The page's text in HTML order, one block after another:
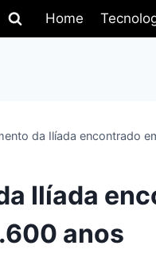
Home
da Ilíada encontrado
Ilíada
anos